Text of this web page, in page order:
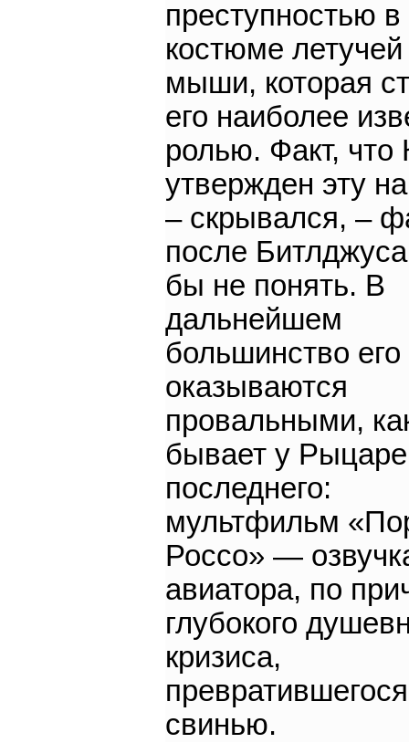
преступностью в
костюме летучей
мыши, которая
его наиболее
ролью. Факт, что
утвержден эту
– скрывался, –
после
бы не понять. В
дальнейшем
большинство
оказываются
провальными,
бывает у
последнего:
мультфильм
Россо» —
авиатора, по
глубокого
кризиса,
свинью.